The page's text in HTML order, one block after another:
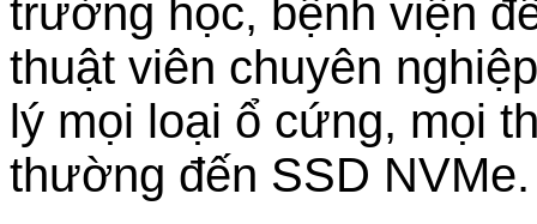
trường học, bệnh viện
thuật viên chuyên
lý mọi loại ổ cứng, mọi
thường đến SSD NVMe.